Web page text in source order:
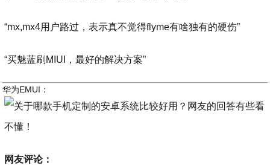
“mx,mx4用户路过，表示真不觉得flyme有啥独有的硬伤”
“买魅蓝刷MIUI，最好的解决方案”
华为EMUI：
网友评论：